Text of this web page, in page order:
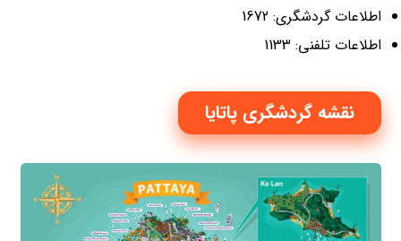
اطلاعات گردشگری: 1672
اطلاعات تلفنی: 1133
نقشه گردشگری پاتایا